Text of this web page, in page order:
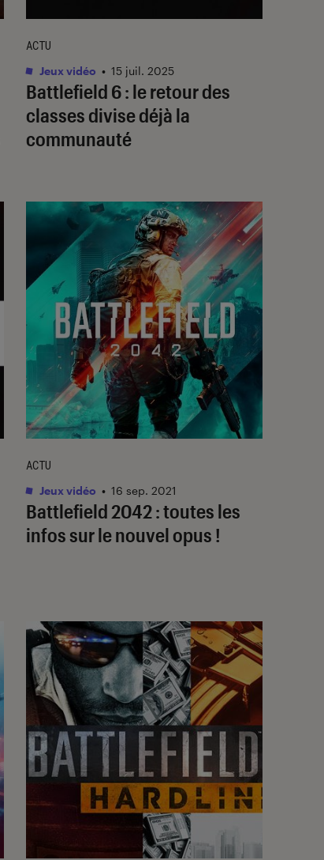
Battlefield 6: le retour des
classes divise déjà la
communauté
ACTU
Jeux vidéo • 15 juil. 2025
Battlefield 2042 : toutes les
infos sur le nouvel opus !
ACTU
Jeux vidéo • 16 sep. 2021